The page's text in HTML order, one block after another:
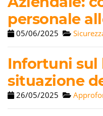
personale
05/06/2025
Infortuni sul
situazione
26/05/2025